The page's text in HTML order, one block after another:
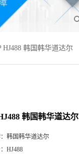
HJ488 韩国韩华道达尔
韩国韩华道达尔
韩国韩华道达尔
HJ488